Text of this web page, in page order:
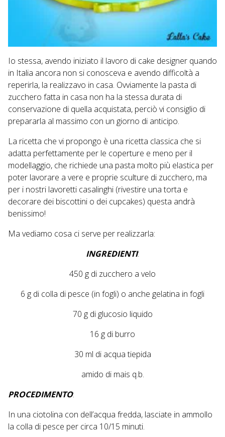
Io stessa, avendo iniziato il lavoro di cake designer quando
in Italia ancora non si conosceva e avendo difficoltà a
reperirla, la realizzavo in casa. Ovviamente la pasta di
zucchero fatta in casa non ha la stessa durata di
conservazione di quella acquistata, perciò vi consiglio di
prepararla al massimo con un giorno di anticipo.
La ricetta che vi propongo è una ricetta classica che si
adatta perfettamente per le coperture e meno per il
modellaggio, che richiede una pasta molto più elastica per
poter lavorare a vere e proprie sculture di zucchero, ma
per i nostri lavoretti casalinghi (rivestire una torta e
decorare dei biscottini o dei cupcakes) questa andrà
benissimo!
Ma vediamo cosa ci serve per realizzarla:
INGREDIENTI:
450 g di zucchero a velo
6 g di colla di pesce (in fogli) o anche gelatina in fogli
70 g di glucosio liquido
16 g di burro
30 ml di acqua tiepida
amido di mais q.b.
PROCEDIMENTO:
In una ciotolina con dell’acqua fredda, lasciate in ammollo
la colla di pesce per circa 10/15 minuti.